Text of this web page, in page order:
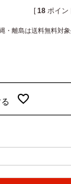
[ 18 ポイン
・離島は送料無料対象